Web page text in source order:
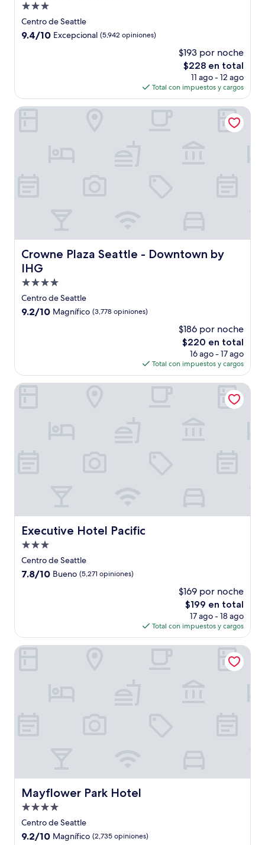
Propiedad
de
3.0
Centro de Seattle
9.4
9.4/10 Excepcional (5,942 opiniones)
$193 por noche
El
precio
actual
es
de
$228 en total
11 ago - 12 ago
Total con impuestos y cargos
Crowne Plaza Seattle - Downtown by
IHG
Crowne Plaza Seattle - Downtown by IHG
Propiedad
de
4.0
Centro de Seattle
9.2
9.2/10 Magnífico (3,778 opiniones)
$186 por noche
El
precio
actual
es
de
$220 en total
16 ago - 17 ago
Total con impuestos y cargos
Crowne Plaza Seattle - Downtown by IHG
Executive Hotel Pacific
Executive Hotel Pacific
Propiedad
de
3.0
Centro de Seattle
7.8
7.8/10 Bueno (5,271 opiniones)
$169 por noche
El
precio
actual
es
de
$199 en total
17 ago - 18 ago
Total con impuestos y cargos
Executive Hotel Pacific
Mayflower Park Hotel
Mayflower Park Hotel
Propiedad
de
4.0
Centro de Seattle
9.2
9.2/10 Magnífico (2,735 opiniones)
Mayflower Park Hotel